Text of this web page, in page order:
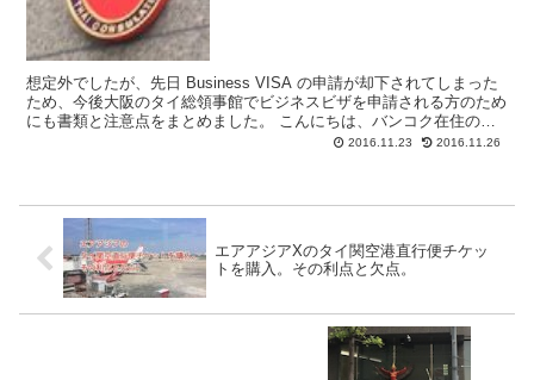
想定外でしたが、先日 Business VISA の申請が却下されてしまった
ため、今後大阪のタイ総領事館でビジネスビザを申請される方のため
にも書類と注意点をまとめました。 こんにちは、バンコク在住のダ
2016.11.23 2016.11.26
エアアジアXのタイ関空港直行便チケッ
トを購入。その利点と欠点。